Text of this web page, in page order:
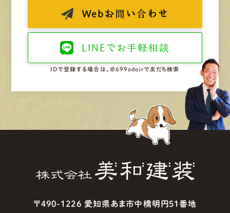
Web お問い合わせ
LINEで お手軽相談
IDで登録する場合は、@699odoirで友だち検索
〒490-1226 愛知県あま市中橋明円51番地